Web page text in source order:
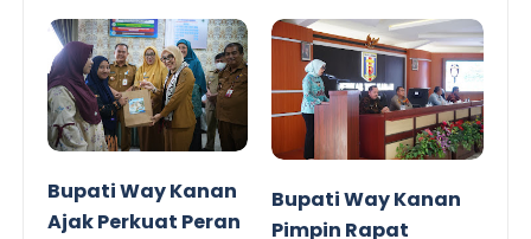
Bupati Way Kanan
Ajak Perkuat Peran
Bupati Way Kanan
Pimpin Rapat